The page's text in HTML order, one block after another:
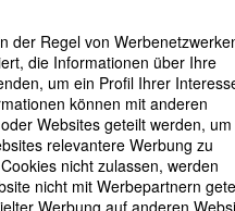
tweet
mail
ranghöchste
des
Deutschlands –
Parteibeschluss
der Regel von
die Informationen über Ihre
um ein Profil Ihrer
können mit anderen
Websites geteilt werden, um
relevantere Werbung zu
nicht zulassen, werden
nicht mit Werbepartnern
Werbung auf anderen